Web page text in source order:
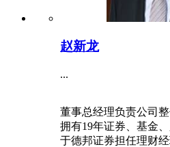
赵新龙
...
董事总经理负责公司
拥有19年证券、基金
于德邦证券担任理财